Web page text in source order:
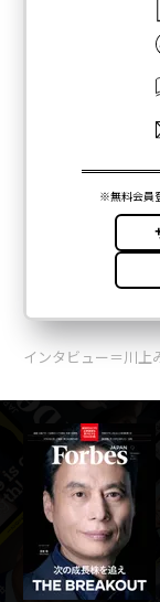
インタビュー＝川上